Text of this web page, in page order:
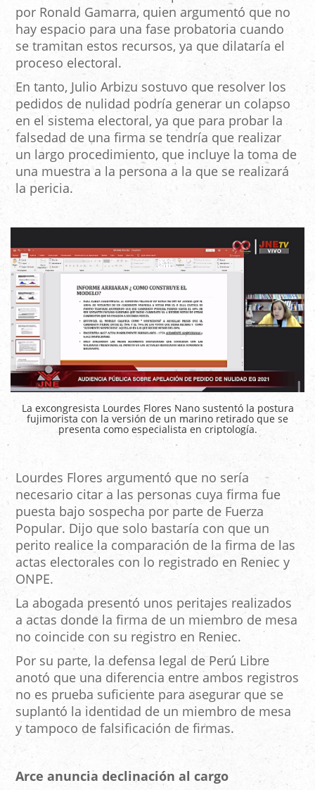
por Ronald Gamarra, quien argumentó que no
hay espacio para una fase probatoria cuando
se tramitan estos recursos, ya que dilataría el
proceso electoral.
En tanto, Julio Arbizu sostuvo que resolver los
pedidos de nulidad podría generar un colapso
en el sistema electoral, ya que para probar la
falsedad de una firma se tendría que realizar
un largo procedimiento, que incluye la toma de
una muestra a la persona a la que se realizará
la pericia.
La excongresista Lourdes Flores Nano sustentó la postura
fujimorista con la versión de un marino retirado que se
presenta como especialista en criptología.
Lourdes Flores argumentó que no sería
necesario citar a las personas cuya firma fue
puesta bajo sospecha por parte de Fuerza
Popular. Dijo que solo bastaría con que un
perito realice la comparación de la firma de las
actas electorales con lo registrado en Reniec y
ONPE.
La abogada presentó unos peritajes realizados
a actas donde la firma de un miembro de mesa
no coincide con su registro en Reniec.
Por su parte, la defensa legal de Perú Libre
anotó que una diferencia entre ambos registros
no es prueba suficiente para asegurar que se
suplantó la identidad de un miembro de mesa
y tampoco de falsificación de firmas.
Arce anuncia declinación al cargo